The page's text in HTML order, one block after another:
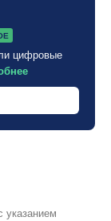
цифровые
указанием